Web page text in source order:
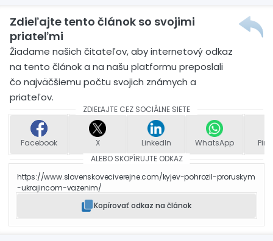
Zdieľajte tento článok so svojimi
priateľmi
Žiadame našich čitateľov, aby internetový odkaz
na tento článok a na našu platformu preposlali
čo najväčšiemu počtu svojich známych a
priateľov.
ZDIEĽAJTE CEZ SOCIÁLNE SIETE
Facebook X LinkedIn WhatsApp
ALEBO SKOPÍRUJTE ODKAZ
https://www.slovenskoveciverejne.com/kyjev-pohrozil-proruskym
-ukrajincom-vazenim/
Kopírovať odkaz na článok